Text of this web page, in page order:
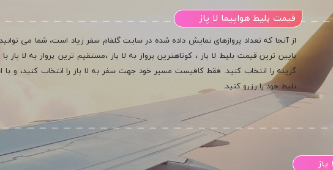
قیمت بلیط هواپیما لا پاز
از آنجا که تعداد پروازهای نمایش داده شده در سایت گلفام سفر زیاد است، شما می
پایین ترین قیمت بلیط لا پاز ، کوتاهترین پرواز به لا پاز ،مستقیم ترین پرواز به لا پاز
گزینه را انتخاب کنید. فقط کافیست مسیر خود جهت سفر به لا پاز را انتخاب کنید، و با
بلیط خود را رزرو کنید.